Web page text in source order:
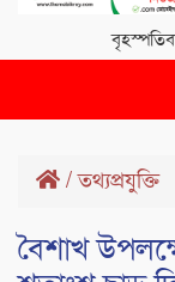
/তথ্যপ্রযুক্তি
বৈশাখ